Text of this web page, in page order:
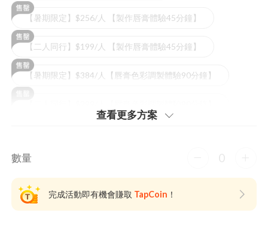
【暑期限定】$256/人 【製作唇膏體驗45分鐘】
【二人同行】$199/人 【製作唇膏體驗45分鐘】
【暑期限定】$384/人【唇膏色彩調製體驗90分鐘】
查看更多⽅案
數量 0
完成活動即有機會賺取 TapCoin ！